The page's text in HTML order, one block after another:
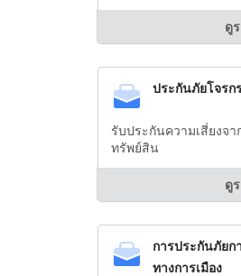
ดู
ประกันภัยโจรก
รับประกันความเสี่ยงจ
ทรัพย์สิน
ดู
การประกันภัยก
ทางการเมือง